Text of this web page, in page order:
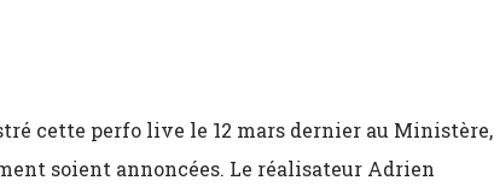
cette perfo live le 12 mars dernier au Ministère,
soient annoncées. Le réalisateur Adrien